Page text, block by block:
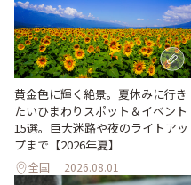
黄金色に輝く絶景。夏休みに行き
たいひまわりスポット＆イベント
15選。巨大迷路や夜のライトアッ
プまで【2026年夏】
全国 2026.08.01